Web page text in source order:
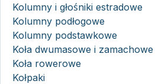
Kolumny i głośniki estradowe
Kolumny podłogowe
Kolumny podstawkowe
Koła dwumasowe i zamachowe
Koła rowerowe
Kołpaki